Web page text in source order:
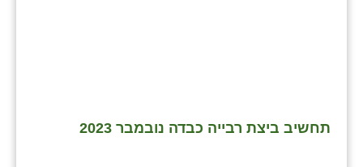
תחשיב ביצת רבייה כבדה נובמבר 2023